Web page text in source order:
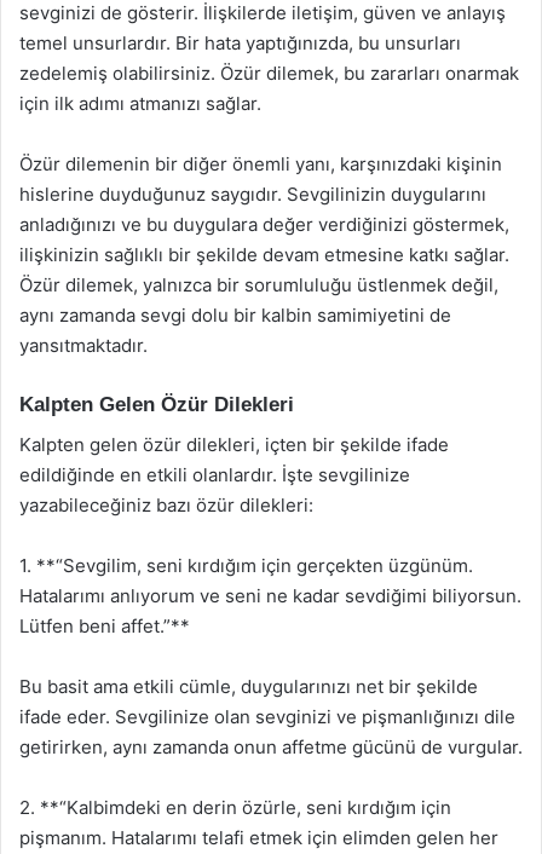
sevginizi de gösterir. İlişkilerde iletişim, güven ve anlayış
temel unsurlardır. Bir hata yaptığınızda, bu unsurları
zedelemiş olabilirsiniz. Özür dilemek, bu zararları onarmak
için ilk adımı atmanızı sağlar.
Özür dilemenin bir diğer önemli yanı, karşınızdaki kişinin
hislerine duyduğunuz saygıdır. Sevgilinizin duygularını
anladığınızı ve bu duygulara değer verdiğinizi göstermek,
ilişkinizin sağlıklı bir şekilde devam etmesine katkı sağlar.
Özür dilemek, yalnızca bir sorumluluğu üstlenmek değil,
aynı zamanda sevgi dolu bir kalbin samimiyetini de
yansıtmaktadır.
Kalpten Gelen Özür Dilekleri
Kalpten gelen özür dilekleri, içten bir şekilde ifade
edildiğinde en etkili olanlardır. İşte sevgilinize
yazabileceğiniz bazı özür dilekleri:
1. **“Sevgilim, seni kırdığım için gerçekten üzgünüm.
Hatalarımı anlıyorum ve seni ne kadar sevdiğimi biliyorsun.
Lütfen beni affet.”**
Bu basit ama etkili cümle, duygularınızı net bir şekilde
ifade eder. Sevgilinize olan sevginizi ve pişmanlığınızı dile
getirirken, aynı zamanda onun affetme gücünü de vurgular.
2. **“Kalbimdeki en derin özürle, seni kırdığım için
pişmanım. Hatalarımı telafi etmek için elimden gelen her